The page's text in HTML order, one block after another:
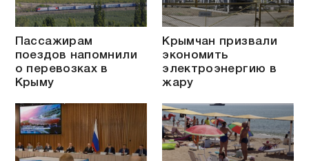
Пассажирам
поездов напомнили
о перевозках в
Крыму
Крымчан призвали
экономить
электроэнергию в
жару